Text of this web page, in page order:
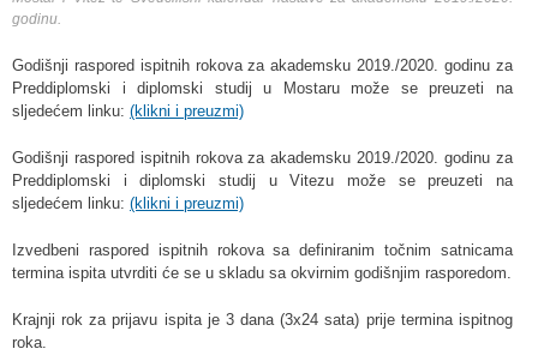
godinu.
Godišnji raspored ispitnih rokova za akademsku 2019./2020. godinu za
Preddiplomski i diplomski studij u Mostaru može se preuzeti na
sljedećem linku: (klikni i preuzmi)
Godišnji raspored ispitnih rokova za akademsku 2019./2020. godinu za
Preddiplomski i diplomski studij u Vitezu može se preuzeti na
sljedećem linku: (klikni i preuzmi)
Izvedbeni raspored ispitnih rokova sa definiranim točnim satnicama
termina ispita utvrditi će se u skladu sa okvirnim godišnjim rasporedom.
Krajnji rok za prijavu ispita je 3 dana (3x24 sata) prije termina ispitnog
roka.